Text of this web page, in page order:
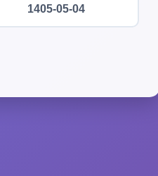
1405-05-04